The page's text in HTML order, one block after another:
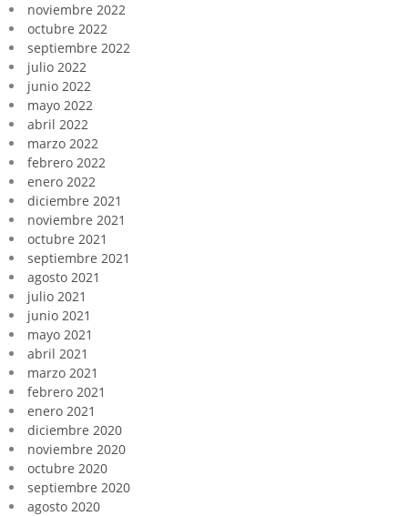
noviembre 2022
octubre 2022
septiembre 2022
julio 2022
junio 2022
mayo 2022
abril 2022
marzo 2022
febrero 2022
enero 2022
diciembre 2021
noviembre 2021
octubre 2021
septiembre 2021
agosto 2021
julio 2021
junio 2021
mayo 2021
abril 2021
marzo 2021
febrero 2021
enero 2021
diciembre 2020
noviembre 2020
octubre 2020
septiembre 2020
agosto 2020